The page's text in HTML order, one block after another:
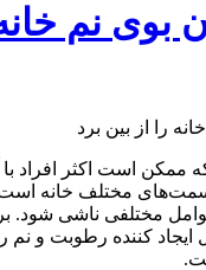
بوی نم خانه
ممکن است اکثر افراد با
مختلف خانه
مختلفی ناشی شود.
ایجاد کننده رطوبت و نم